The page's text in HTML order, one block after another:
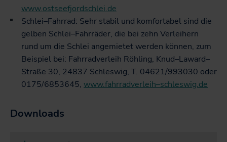
www.ostseefjordschlei.de
Schlei–Fahrrad: Sehr stabil und komfortabel sind die
gelben Schlei–Fahrräder, die bei zehn Verleihern
rund um die Schlei angemietet werden können, zum
Beispiel bei: Fahrradverleih Röhling, Knud–Laward–
Straße 30, 24837 Schleswig, T. 04621/993030 oder
0175/6853645, www.fahrradverleih–schleswig.de
Downloads